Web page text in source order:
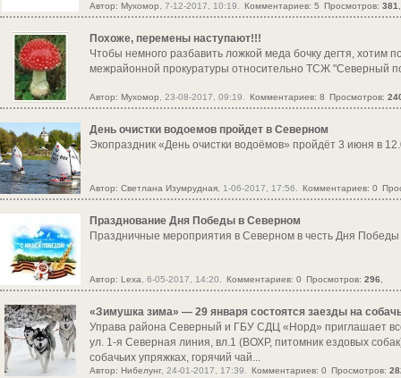
Автор: Мухомор , 7-12-2017, 10:19. Комментариев: 5 Просмотров: 381
Похоже, перемены наступают!!!
Чтобы немного разбавить ложкой меда бочку дегтя,
межрайонной прокуратуры относительно ТСЖ "Северный
Автор: Мухомор , 23-08-2017, 09:19. Комментариев: 8 Просмотров:
День очистки водоемов пройдет в Северном
Экопраздник «День очистки водоёмов» пройдёт 3 июня в
Автор: Светлана Изумрудная , 1-06-2017, 17:56. Комментариев: 0
Празднование Дня Победы в Северном
Праздничные мероприятия в Северном в честь Дня Победы
Автор: Lexa , 6-05-2017, 14:20. Комментариев: 0 Просмотров: 296
«Зимушка зима» — 29 января состоятся заезды на
Управа района Северный и ГБУ СДЦ «Норд» приглашает
ул. 1-я Северная линия, вл.1 (ВОХР, питомник ездовых
собачьих упряжках, горячий чай...
Автор: Нибелунг, 24-01-2017, 17:39. Комментариев: 0 Просмотров: